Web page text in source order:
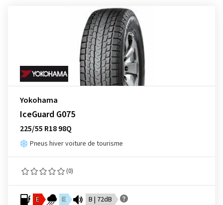
Yokohama
IceGuard G075
225/55 R18 98Q
Pneus hiver voiture de tourisme
(0)
E E B | 72dB